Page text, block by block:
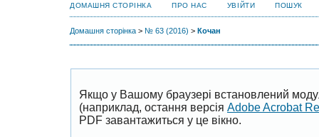
ДОМАШНЯ СТОРІНКА ПРО НАС УВІЙТИ ПОШУК
Домашня сторінка > № 63 (2016) > Кочан
Якщо у Вашому браузері встановлений
(наприклад, остання версія Adobe Acrobat
PDF завантажиться у це вікно.